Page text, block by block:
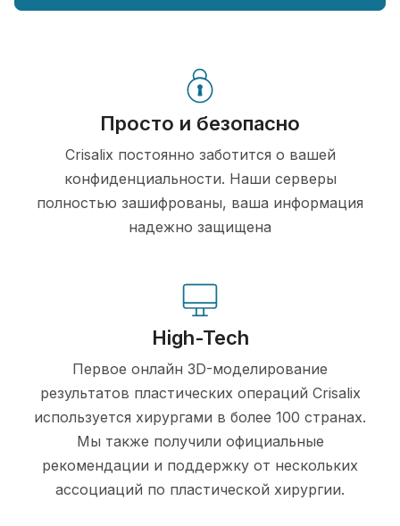
Просто и безопасно
Crisalix постоянно заботится о вашей
конфиденциальности. Наши серверы
полностью зашифрованы, ваша информация
надежно защищена
High-Tech
Первое онлайн 3D-моделирование
результатов пластических операций Crisalix
используется хирургами в более 100 странах.
Мы также получили официальные
рекомендации и поддержку от нескольких
ассоциаций по пластической хирургии.